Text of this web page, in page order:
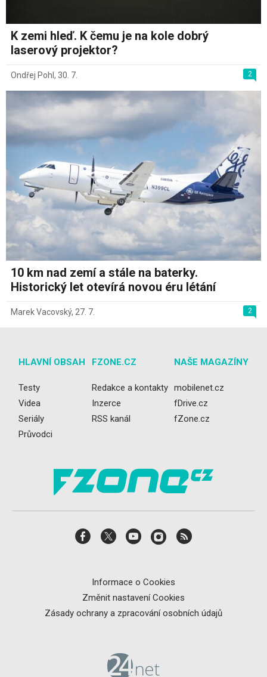
K zemi hleď. K čemu je na kole dobrý
laserový projektor?
2
Ondřej Pohl , 30. 7.
10 km nad zemí a stále na baterky.
Historický let otevírá novou éru létání
2
Marek Vacovský, 27. 7.
HLAVNÍ OBSAH
Testy
Videa
Seriály
Průvodci
FZONE.CZ
Redakce a kontakty
Inzerce
RSS kanál
NAŠE MAGAZÍNY
mobilenet.cz
fDrive.cz
fZone.cz
Informace o Cookies
Změnit nastavení Cookies
Zásady ochrany a zpracování osobních údajů